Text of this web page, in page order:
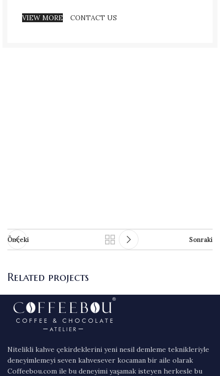
VIEW MORE CONTACT US
Önceki Sonraki
Related projects
Decor
Rhoncus quisque sollicitudin
Nitelikli kahve çekirdeklerini yeni nesil demleme teknikleriyle
deneyimlemeyi seven kahvesever kocaman bir aile olarak
Coffeebou.com ile bu deneyimi yaşamak isteyen herkesle bu